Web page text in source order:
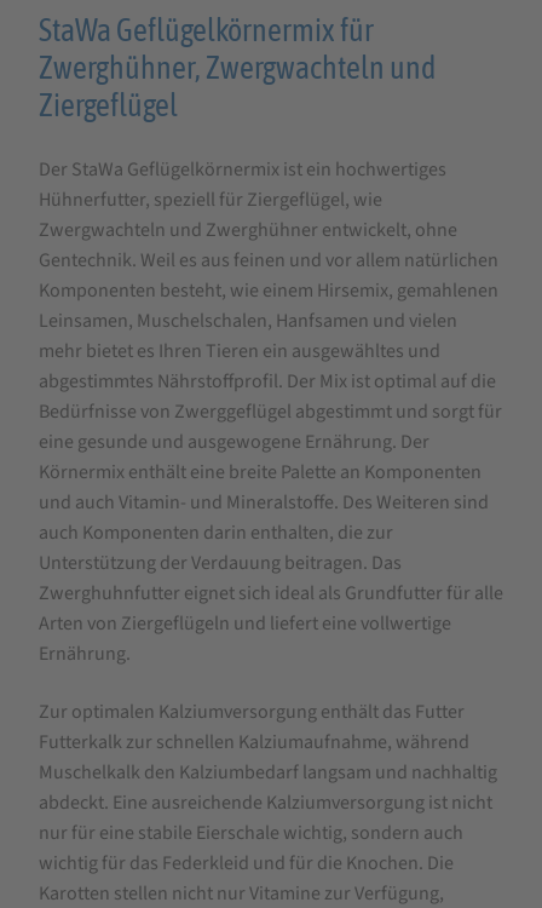
Produktbeschreibung
für
StaWa
für
Zwerghühner
&
Ziergeflügel,
ohne
Gentechnik
|
Mohn
|
Bierhefe
|
Hanfsamen
|
Karotten
|
Oregano-
Öl
StaWa Geflügelkörnermix für
Zwerghühner, Zwergwachteln und
Ziergeflügel
Der StaWa Geflügelkörnermix ist ein hochwertiges
Hühnerfutter, speziell für Ziergeflügel, wie
Zwergwachteln und Zwerghühner entwickelt, ohne
Gentechnik. Weil es aus feinen und vor allem natürlichen
Komponenten besteht, wie einem Hirsemix, gemahlenen
Leinsamen, Muschelschalen, Hanfsamen und vielen
mehr bietet es Ihren Tieren ein ausgewähltes und
abgestimmtes Nährstoffprofil. Der Mix ist optimal auf die
Bedürfnisse von Zwerggeflügel abgestimmt und sorgt für
eine gesunde und ausgewogene Ernährung. Der
Körnermix enthält eine breite Palette an Komponenten
und auch Vitamin- und Mineralstoffe. Des Weiteren sind
auch Komponenten darin enthalten, die zur
Unterstützung der Verdauung beitragen. Das
Zwerghuhnfutter eignet sich ideal als Grundfutter für alle
Arten von Ziergeflügeln und liefert eine vollwertige
Ernährung.
Zur optimalen Kalziumversorgung enthält das Futter
Futterkalk zur schnellen Kalziumaufnahme, während
Muschelkalk den Kalziumbedarf langsam und nachhaltig
abdeckt. Eine ausreichende Kalziumversorgung ist nicht
nur für eine stabile Eierschale wichtig, sondern auch
wichtig für das Federkleid und für die Knochen. Die
Karotten stellen nicht nur Vitamine zur Verfügung,